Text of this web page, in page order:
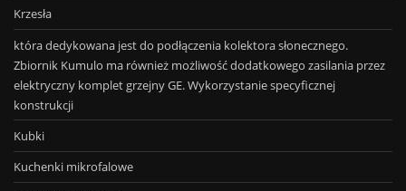
Krzesła
która dedykowana jest do podłączenia kolektora słonecznego.
Zbiornik Kumulo ma również możliwość dodatkowego zasilania przez
elektryczny komplet grzejny GE. Wykorzystanie specyficznej
konstrukcji
Kubki
Kuchenki mikrofalowe